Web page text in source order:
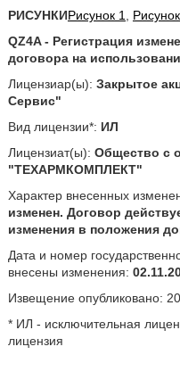
РИСУНКИРисунок 1
QZ4A - Регистрация
договора на
Лицензиар(ы): Закрытое
Сервис"
Вид лицензии*: ИЛ
Лицензиат(ы): Общество с
"ТЕХАРМКОМПЛЕКТ"
Характер внесенных
изменен. Договор
изменения в положения
Дата и номер
внесены изменения:
Извещение
* ИЛ - исключительная
лицензия